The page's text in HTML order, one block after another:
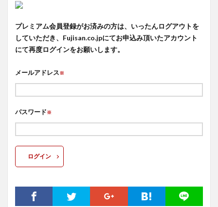
プレミアム会員登録がお済みの方は、いったんログアウトを
していただき、Fujisan.co.jpにてお申込み頂いたアカウント
にて再度ログインをお願いします。
メールアドレス※
パスワード※
ログイン